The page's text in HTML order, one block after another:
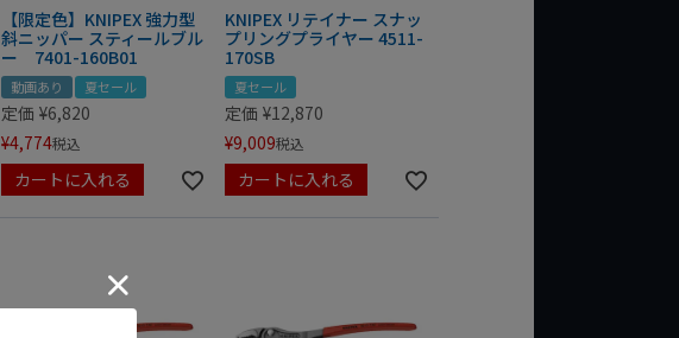
【限定色】KNIPEX 強力型
斜ニッパー スティールブル
ー 7401-160B01
動画あり 夏セール
定価 ¥6,820
¥4,774税込
カートに入れる
KNIPEX リテイナー スナッ
プリングプライヤー 4511-
170SB
夏セール
定価 ¥12,870
¥9,009税込
カートに入れる